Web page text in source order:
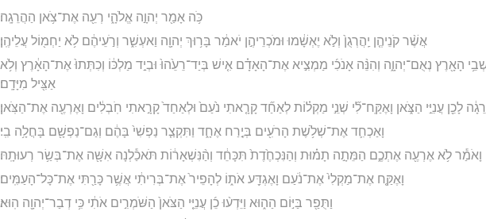
כֹּ֥ה אָמַ֖ר יְהוָ֣ה אֱלֹהָ֑י רְעֵ֖ה אֶת־צֹ֥אן הַהֲרֵגָֽה׃
אֲשֶׁ֨ר קֹנֵיהֶ֤ן יַֽהֲרְגֻן֙ וְלֹ֣א יֶאְשָׁ֔מוּ וּמֹכְרֵיהֶ֣ן יֹאמַ֔ר בָּר֥וּךְ יְהוָ֖ה וַאעְשִׁ֑ר וְרֹ֣עֵיהֶ֔ם לֹ֥א יַחְמ֖וֹל עֲלֵיהֶֽן׃
הָאָ֖רֶץ נְאֻם־יְהוָ֑ה וְהִנֵּ֨ה אָנֹכִ֜י מַמְצִ֣יא אֶת־הָאָדָ֗ם אִ֤ישׁ בְּיַד־רֵעֵ֙הוּ֙ וּבְיַ֣ד מַלְכּ֔וֹ וְכִתְּתוּ֙ אֶת־הָאָ֔רֶץ וְלֹ֥א
אַצִּ֖יל מִיָּדָֽם׃
לָכֵ֖ן עֲנִיֵּ֣י הַצֹּ֑אן וָאֶקַּֽח־לִ֞י שְׁנֵ֣י מַקְל֗וֹת לְאַחַ֞ד קָרָ֤אתִי נֹ֙עַם֙ וּלְאַחַד֙ קָרָ֣אתִי חֹֽבְלִ֔ים וָאֶרְעֶ֖ה אֶת־הַצֹּֽאן׃
וָאַכְחִ֛ד אֶת־שְׁלֹ֥שֶׁת הָרֹעִ֖ים בְּיֶ֣רַח אֶחָ֑ד וַתִּקְצַ֤ר נַפְשִׁי֙ בָּהֶ֔ם וְגַם־נַפְשָׁ֖ם בָּחֲלָ֥ה בִֽי׃
וָאֹמַ֕ר לֹ֥א אֶרְעֶ֖ה אֶתְכֶ֑ם הַמֵּתָ֣ה תָמ֗וּת וְהַנִּכְחֶ֙דֶת֙ תִּכָּחֵ֔ד וְהַ֨נִּשְׁאָר֔וֹת תֹּאכַ֕לְנָה אִשָּׁ֖ה אֶת־בְּשַׂ֥ר רְעוּתָֽהּ׃
וָאֶקַּ֤ח אֶת־מַקְלִי֙ אֶת־נֹ֔עַם וָאֶגְדַּ֖ע אֹת֑וֹ לְהָפֵיר֙ אֶת־בְּרִיתִ֔י אֲשֶׁ֥ר כָּרַ֖תִּי אֶת־כָּל־הָעַמִּֽים׃
וַתֻּפַ֖ר בַּיּ֣וֹם הַה֑וּא וַיֵּדְע֨וּ כֵ֜ן עֲנִיֵּ֤י הַצֹּאן֙ הַשֹּׁמְרִ֣ים אֹתִ֔י כִּ֥י דְבַר־יְהוָ֖ה הֽוּא׃